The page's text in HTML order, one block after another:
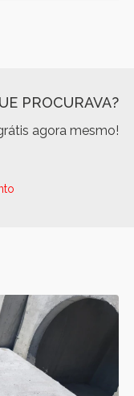
PROCURAVA?
agora mesmo!